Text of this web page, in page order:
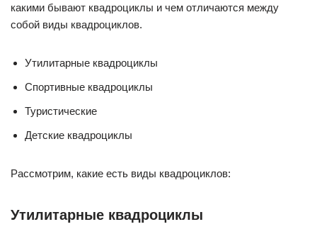
какими бывают квадроциклы и чем отличаются между
собой виды квадроциклов.
Утилитарные квадроциклы
Спортивные квадроциклы
Туристические
Детские квадроциклы
Рассмотрим, какие есть виды квадроциклов:
Утилитарные квадроциклы